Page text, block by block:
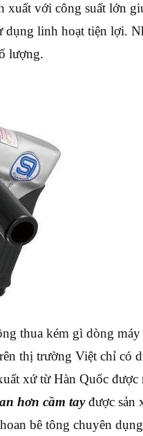
xuất với công suất lớn
dụng linh hoạt tiện lợi.
lượng.
thua kém gì dòng
thị trường Việt chỉ có
xứ từ Hàn Quốc
hơn cầm tayđược sản
bê tông chuyên